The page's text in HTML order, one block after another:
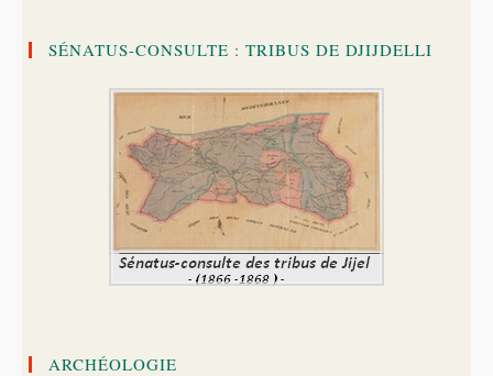
SÉNATUS-CONSULTE : TRIBUS DE DJIJDELLI
ARCHÉOLOGIE